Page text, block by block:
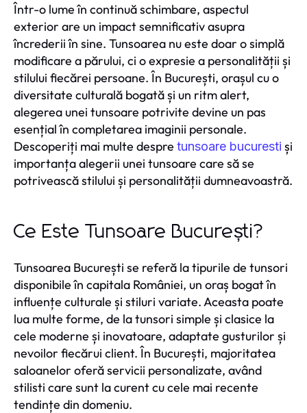
Într-o lume în continuă schimbare, aspectul
exterior are un impact semnificativ asupra
încrederii în sine. Tunsoarea nu este doar o simplă
modificare a părului, ci o expresie a personalității și
stilului fiecărei persoane. În București, orașul cu o
diversitate culturală bogată și un ritm alert,
alegerea unei tunsoare potrivite devine un pas
esențial în completarea imaginii personale.
Descoperiți mai multe despre tunsoare bucuresti și
importanța alegerii unei tunsoare care să se
potrivească stilului și personalității dumneavoastră.
Ce Este Tunsoare București?
Tunsoarea București se referă la tipurile de tunsori
disponibile în capitala României, un oraș bogat în
influențe culturale și stiluri variate. Aceasta poate
lua multe forme, de la tunsori simple și clasice la
cele moderne și inovatoare, adaptate gusturilor și
nevoilor fiecărui client. În București, majoritatea
saloanelor oferă servicii personalizate, având
stilisti care sunt la curent cu cele mai recente
tendințe din domeniu.